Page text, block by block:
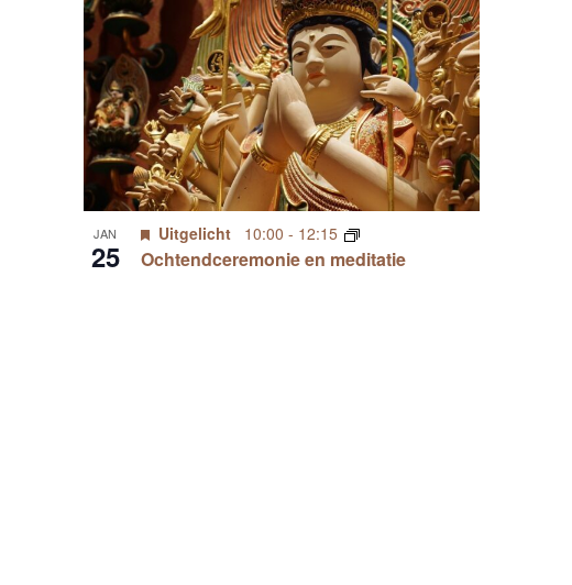
JAN
25 Ochtendceremonie en meditatie
Uitgelicht 10:00 - 12:15